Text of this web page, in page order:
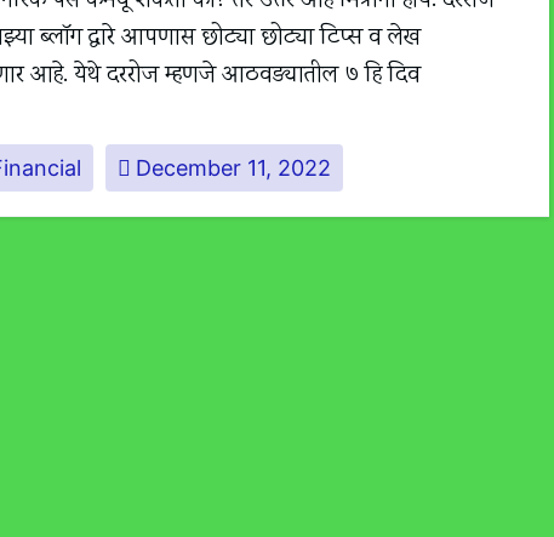
ब्लॉग द्वारे आपणास छोट्या छोट्या टिप्स व लेख
आहे. येथे दररोज म्हणजे आठवड्यातील ७ हि दिव
December 11, 2022